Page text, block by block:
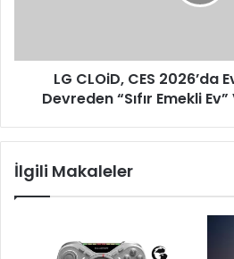
“Sıfır
Tanıttı
LG CLOiD, CES 2026’da
Devreden “Sıfır Emekli
İlgili Makaleler